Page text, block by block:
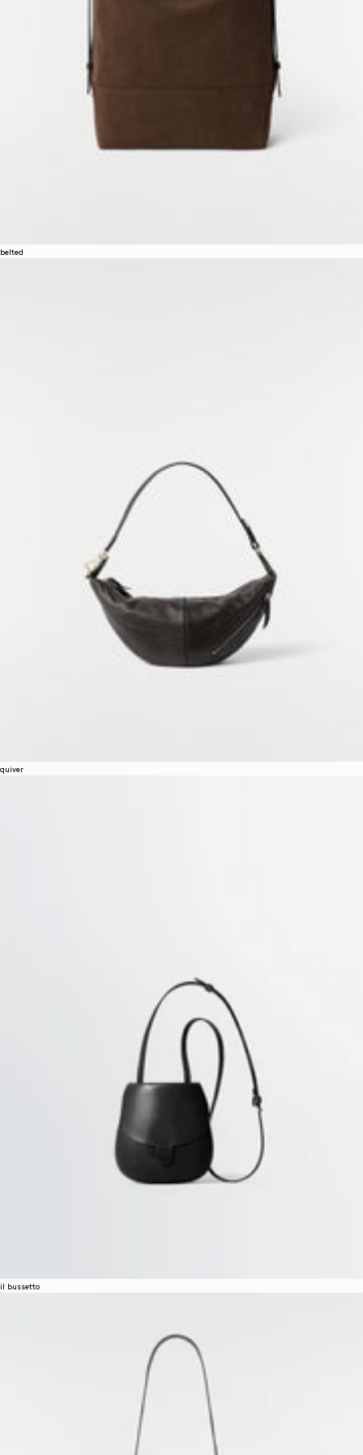
belted
quiver
il bussetto